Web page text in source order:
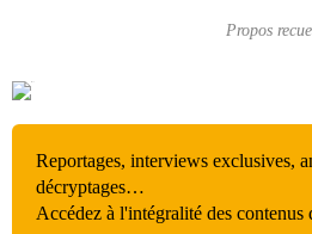
Propos
Reportages, interviews exclusives,
décryptages…
Accédez à l'intégralité des contenus